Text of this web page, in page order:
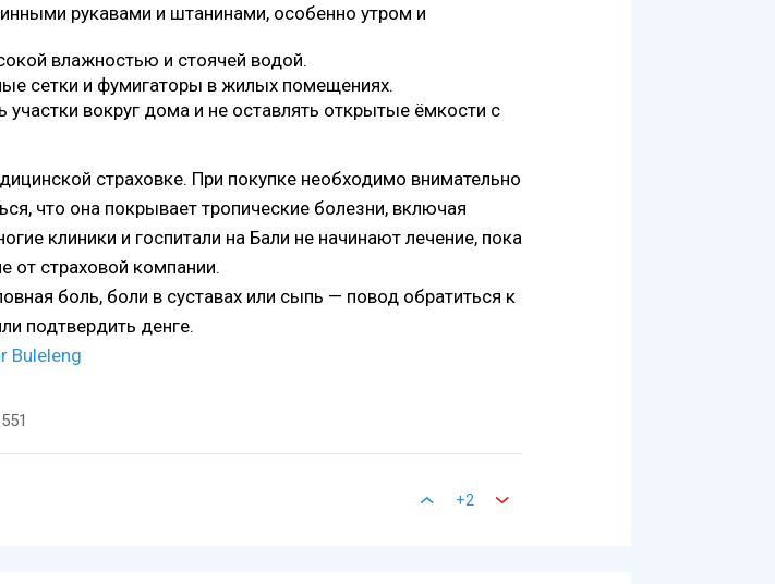
рукавами и штанинами, особенно утром и
влажностью и стоячей водой.
сетки и фумигаторы в жилых помещениях.
участки вокруг дома и не оставлять открытые ёмкости с
страховке. При покупке необходимо внимательно
что она покрывает тропические болезни, включая
клиники и госпитали на Бали не начинают лечение, пока
от страховой компании.
боль, боли в суставах или сыпь — повод обратиться к
подтвердить денге.
Buleleng
551
+2